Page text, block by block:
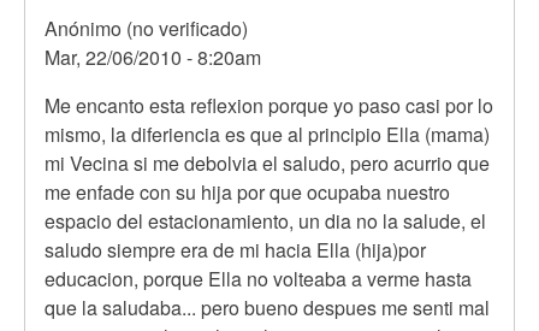
Anónimo (no verificado)
Mar, 22/06/2010 - 8:20am
Me encanto esta reflexion porque yo paso casi por lo
mismo, la diferiencia es que al principio Ella (mama)
mi Vecina si me debolvia el saludo, pero acurrio que
me enfade con su hija por que ocupaba nuestro
espacio del estacionamiento, un dia no la salude, el
saludo siempre era de mi hacia Ella (hija)por
educacion, porque Ella no volteaba a verme hasta
que la saludaba... pero bueno despues me senti mal